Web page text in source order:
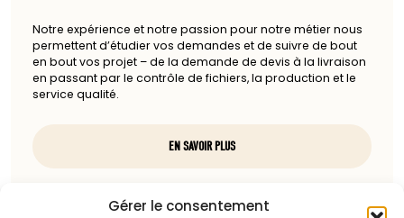
Gérer le consentement
Notre expérience et notre passion pour notre métier nous
permettent d’étudier vos demandes et de suivre de bout
en bout vos projet – de la demande de devis à la livraison
en passant par le contrôle de fichiers, la production et le
service qualité.
EN SAVOIR PLUS
Nous contacter